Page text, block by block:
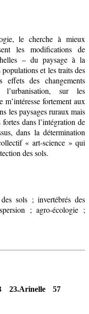
le cherche à mieux
les modifications de
– du paysage à la
et les traits des
effets des changements
sur les
m’intéresse fortement aux
les paysages ruraux mais
fortes dans l’intégration de
dans la détermination
« art-science » qui
des sols.
sols ; invertébrés des
; agro-écologie ;